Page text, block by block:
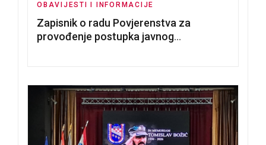
OBAVIJESTI I INFORMACIJE
Zapisnik o radu Povjerenstva za
provođenje postupka javnog